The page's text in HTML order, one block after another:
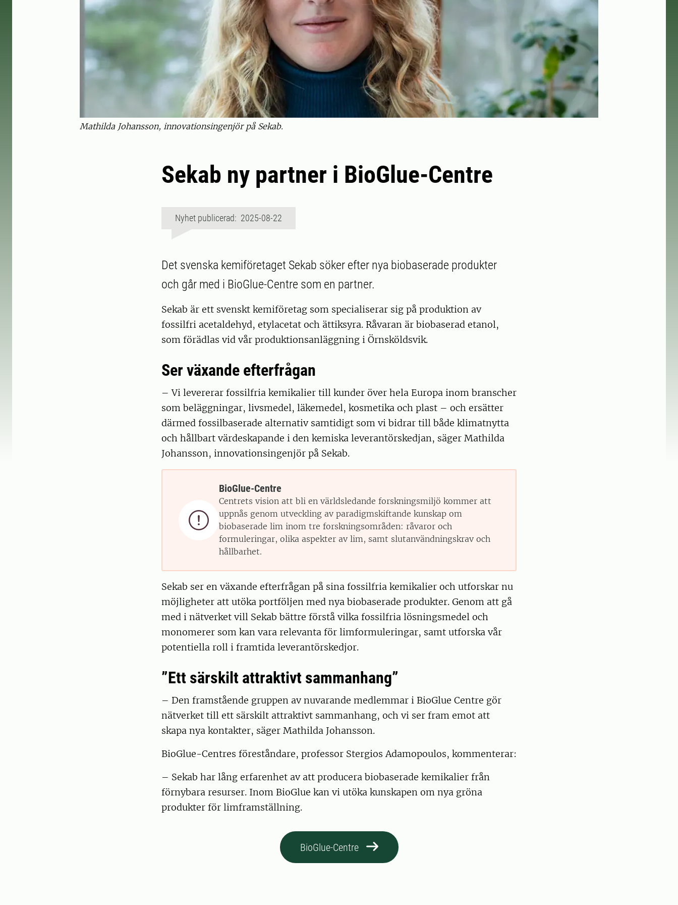
Mathilda Johansson, innovationsingenjör på Sekab.
Sekab ny partner i BioGlue-Centre
Nyhet publicerad: 2025-08-22
Det svenska kemiföretaget Sekab söker efter nya biobaserade produkter
och går med i BioGlue-Centre som en partner.
Sekab är ett svenskt kemiföretag som specialiserar sig på produktion av
fossilfri acetaldehyd, etylacetat och ättiksyra. Råvaran är biobaserad etanol,
som förädlas vid vår produktionsanläggning i Örnsköldsvik.
Ser växande efterfrågan
– Vi levererar fossilfria kemikalier till kunder över hela Europa inom branscher
som beläggningar, livsmedel, läkemedel, kosmetika och plast – och ersätter
därmed fossilbaserade alternativ samtidigt som vi bidrar till både klimatnytta
och hållbart värdeskapande i den kemiska leverantörskedjan, säger Mathilda
Johansson, innovationsingenjör på Sekab.

BioGlue-Centre
Centrets vision att bli en världsledande forskningsmiljö kommer att
uppnås genom utveckling av paradigmskiftande kunskap om
biobaserade lim inom tre forskningsområden: råvaror och
formuleringar, olika aspekter av lim, samt slutanvändningskrav och
hållbarhet.
Sekab ser en växande efterfrågan på sina fossilfria kemikalier och utforskar nu
möjligheter att utöka portföljen med nya biobaserade produkter. Genom att gå
med i nätverket vill Sekab bättre förstå vilka fossilfria lösningsmedel och
monomerer som kan vara relevanta för limformuleringar, samt utforska vår
potentiella roll i framtida leverantörskedjor.
”Ett särskilt attraktivt sammanhang”
– Den framstående gruppen av nuvarande medlemmar i BioGlue Centre gör
nätverket till ett särskilt attraktivt sammanhang, och vi ser fram emot att
skapa nya kontakter, säger Mathilda Johansson.
BioGlue-Centres föreståndare, professor Stergios Adamopoulos, kommenterar:
– Sekab har lång erfarenhet av att producera biobaserade kemikalier från
förnybara resurser. Inom BioGlue kan vi utöka kunskapen om nya gröna
produkter för limframställning.
BioGlue-Centre